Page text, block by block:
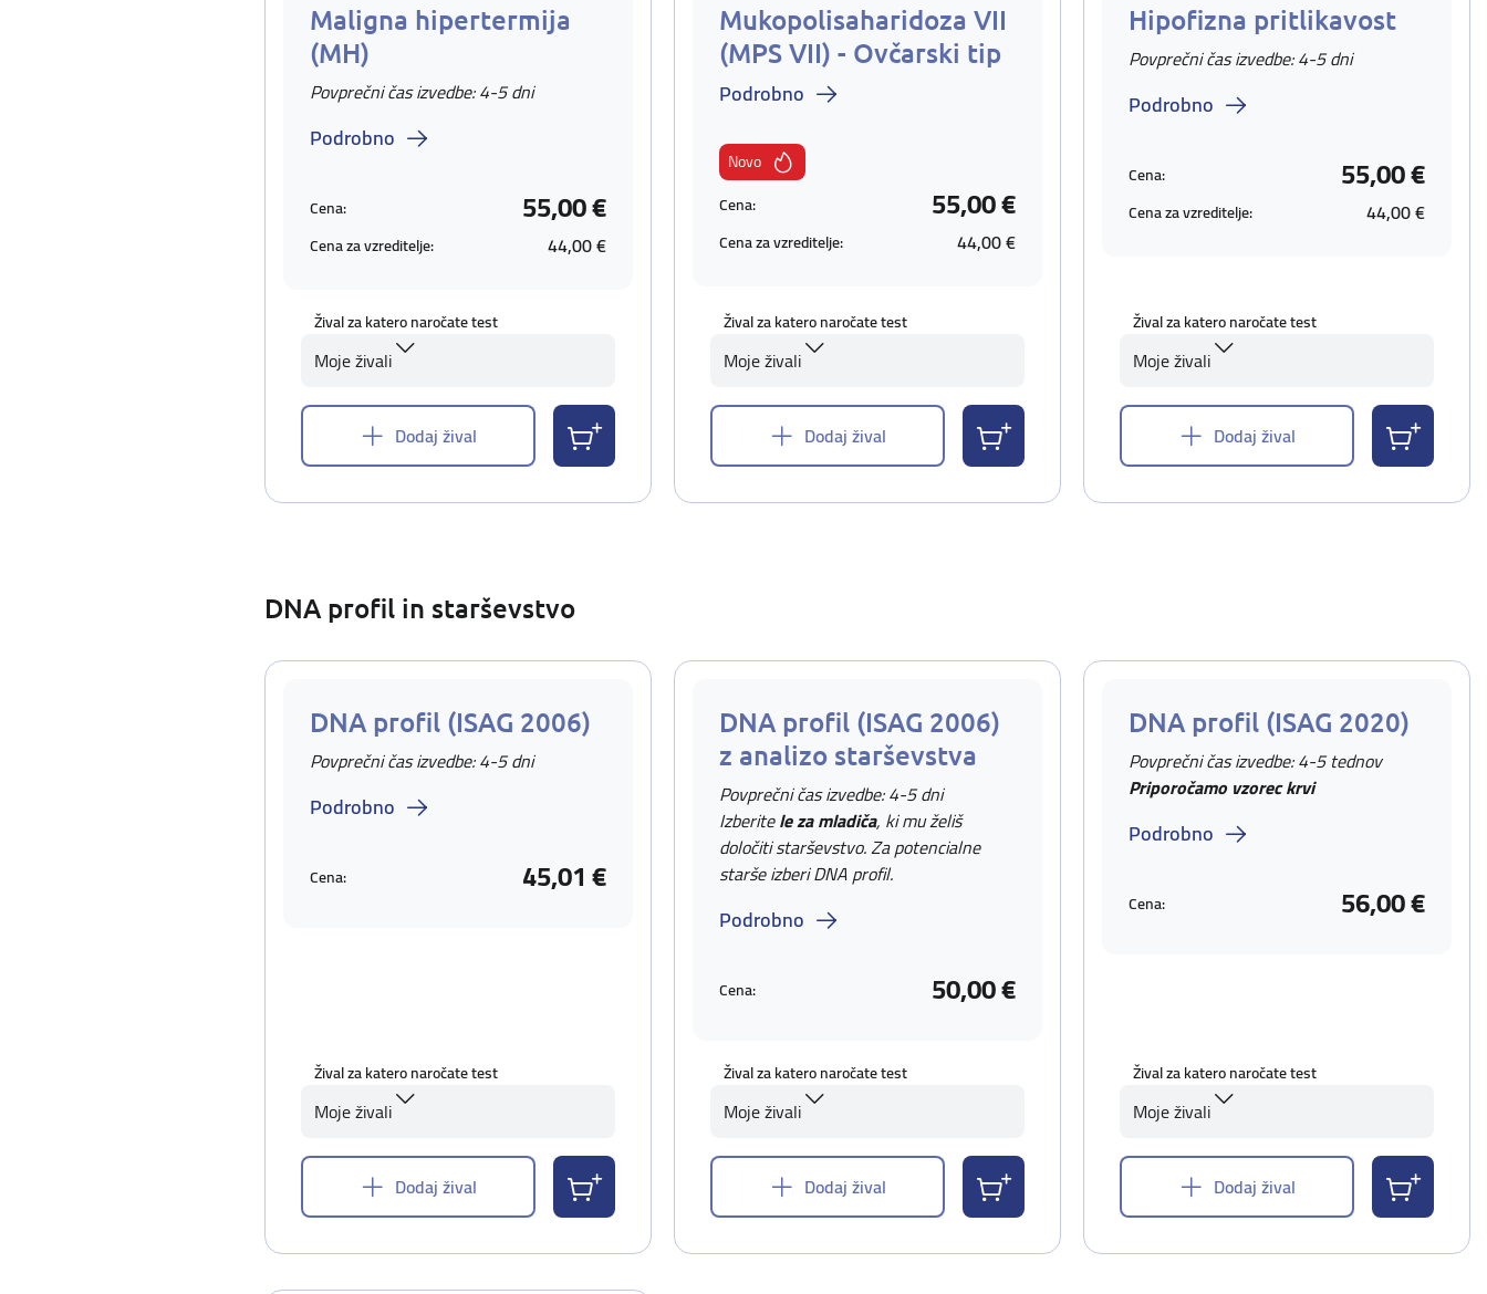
Maligna hipertermija
(MH)
Povprečni čas izvedbe: 4-5 dni
Podrobno
Cena: 55,00 €
Cena za vzreditelje: 44,00 €
Žival za katero naročate test
Moje živali
Dodaj žival
Mukopolisaharidoza VII
(MPS VII) - Ovčarski tip
Podrobno
Novo
Cena:
55,00 €
Cena za vzreditelje: 44,00 €
Žival za katero naročate test
Moje živali
Dodaj žival
Hipofizna pritlikavost
Povprečni čas izvedbe: 4-5 dni
Podrobno
Cena: 55,00 €
Cena za vzreditelje: 44,00 €
Žival za katero naročate test
Moje živali
Dodaj žival
DNA profil in starševstvo
DNA profil (ISAG 2006)
Povprečni čas izvedbe: 4-5 dni
Podrobno
Cena: 45,01 €
Žival za katero naročate test
Moje živali
Dodaj žival
DNA profil (ISAG 2006)
z analizo starševstva
Povprečni čas izvedbe: 4-5 dni
Izberitele za mladiča, ki mu želiš
določiti starševstvo. Za potencialne
starše izberi DNA profil.
Podrobno
Cena: 50,00 €
Žival za katero naročate test
Moje živali
Dodaj žival
DNA profil (ISAG 2020)
Povprečni čas izvedbe: 4-5 tednov
Priporočamo vzorec krvi
Podrobno
Cena: 56,00 €
Žival za katero naročate test
Moje živali
Dodaj žival